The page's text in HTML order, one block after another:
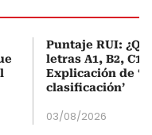
Puntaje RUI:
letras A1, B2, C1
Explicación de
clasificación’
03/08/2026